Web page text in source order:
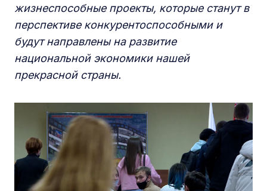
жизнеспособные проекты, которые станут в
перспективе конкурентоспособными и
будут направлены на развитие
национальной экономики нашей
прекрасной страны.